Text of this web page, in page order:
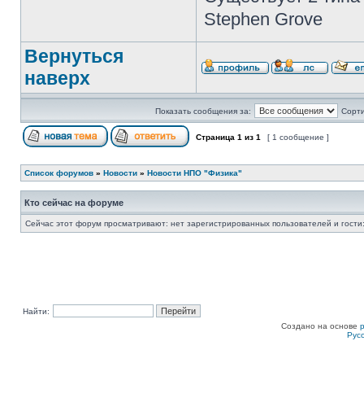
Stephen Grove
Вернуться
наверх
Показать сообщения за:
Страница 1 из 1 [ 1 сообщение ]
Список форумов » Новости » Новости НПО "Физика"
Кто сейчас на форуме
Сейчас этот форум просматривают: нет зарегистрированных пользователей и
Найти:
Создано на основе